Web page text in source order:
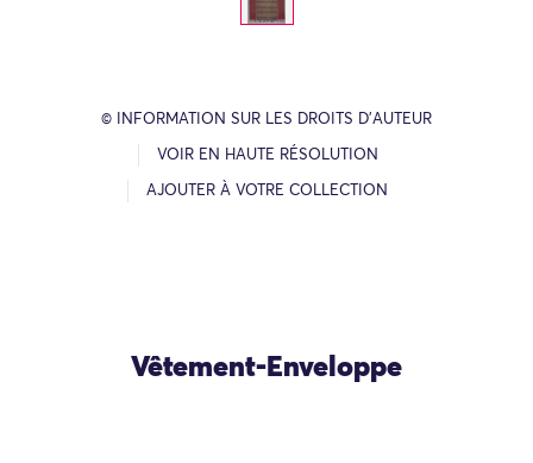
© INFORMATION SUR LES DROITS D’AUTEUR
VOIR EN HAUTE RÉSOLUTION
AJOUTER À VOTRE COLLECTION
Vêtement-Enveloppe